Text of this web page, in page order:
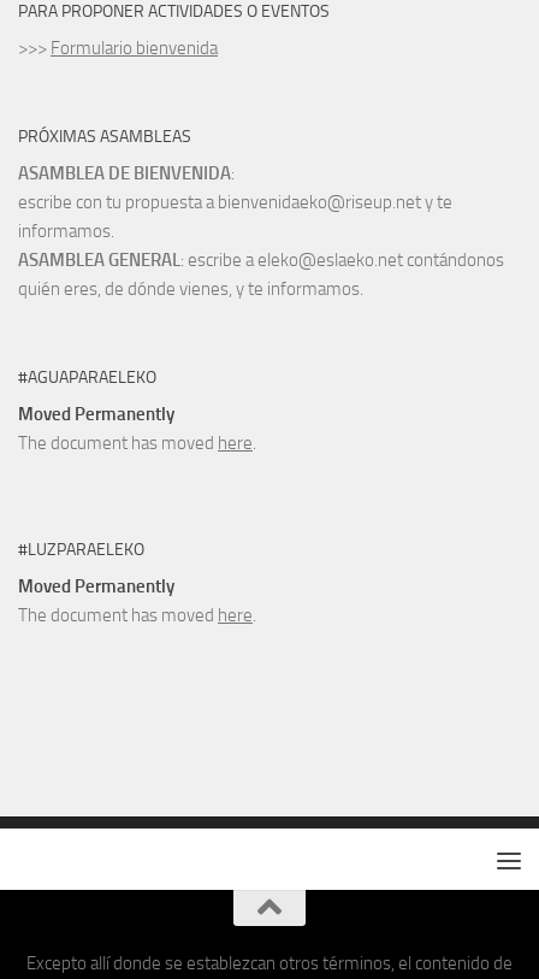
PARA PROPONER ACTIVIDADES O EVENTOS
>>> Formulario bienvenida
PRÓXIMAS ASAMBLEAS
ASAMBLEA DE BIENVENIDA:
escribe con tu propuesta a bienvenidaeko@riseup.net y te
informamos.
ASAMBLEA GENERAL: escribe a eleko@eslaeko.net contándonos
quién eres, de dónde vienes, y te informamos.
#AGUAPARAELEKO
Moved Permanently
The document has moved here.
#LUZPARAELEKO
Moved Permanently
The document has moved here.
Excepto allí donde se establezcan otros términos, el contenido de